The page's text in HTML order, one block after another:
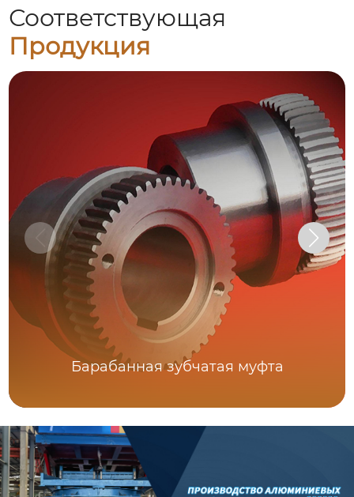
Соответствующая
Продукция
Барабанная зубчатая муфта